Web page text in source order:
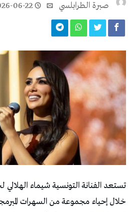
صبرة الطرابلسي 06-22
تستعد الفنانة التونسية شيماء
خلال إحياء مجموعة من السهرات